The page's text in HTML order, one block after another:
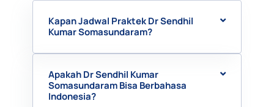
Kapan Jadwal Praktek Dr Sendhil
Kumar Somasundaram?
Apakah Dr Sendhil Kumar
Somasundaram Bisa Berbahasa
Indonesia?